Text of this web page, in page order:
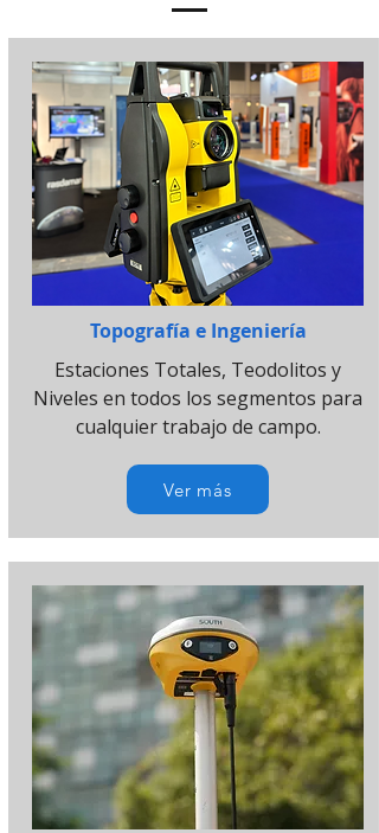
Topografía e Ingeniería
Estaciones Totales, Teodolitos y
Niveles en todos los segmentos para
cualquier trabajo de campo.
Ver más